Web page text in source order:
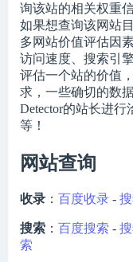
询该站的相关权重
如果想查询该网站
多网站价值评估因
访问速度、搜索引
评估一个站的价值
求，一些确切的数
Detector的站长进
等！
网站查询
收录 ： 百度收录 -
搜索 ： 百度搜索 -
索